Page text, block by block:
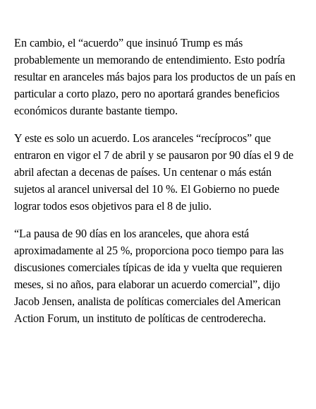
En cambio, el “acuerdo” que insinuó Trump es más
probablemente un memorando de entendimiento. Esto podría
resultar en aranceles más bajos para los productos de un país en
particular a corto plazo, pero no aportará grandes beneficios
económicos durante bastante tiempo.
Y este es solo un acuerdo. Los aranceles “recíprocos” que
entraron en vigor el 7 de abril y se pausaron por 90 días el 9 de
abril afectan a decenas de países. Un centenar o más están
sujetos al arancel universal del 10 %. El Gobierno no puede
lograr todos esos objetivos para el 8 de julio.
“La pausa de 90 días en los aranceles, que ahora está
aproximadamente al 25 %, proporciona poco tiempo para las
discusiones comerciales típicas de ida y vuelta que requieren
meses, si no años, para elaborar un acuerdo comercial”, dijo
Jacob Jensen, analista de políticas comerciales del American
Action Forum, un instituto de políticas de centroderecha.